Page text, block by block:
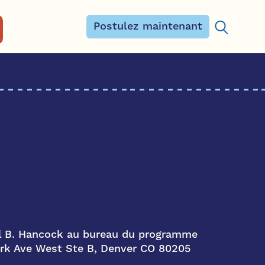
Postulez maintenant
Hancock au bureau du programme
Ave West Ste B, Denver CO 80205